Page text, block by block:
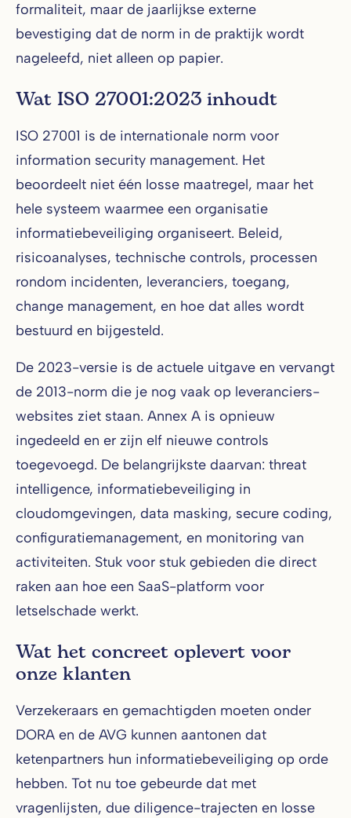
formaliteit, maar de jaarlijkse externe
bevestiging dat de norm in de praktijk wordt
nageleefd, niet alleen op papier.
Wat ISO 27001:2023 inhoudt
ISO 27001 is de internationale norm voor
information security management. Het
beoordeelt niet één losse maatregel, maar het
hele systeem waarmee een organisatie
informatiebeveiliging organiseert. Beleid,
risicoanalyses, technische controls, processen
rondom incidenten, leveranciers, toegang,
change management, en hoe dat alles wordt
bestuurd en bijgesteld.
De 2023-versie is de actuele uitgave en vervangt
de 2013-norm die je nog vaak op leveranciers-
websites ziet staan. Annex A is opnieuw
ingedeeld en er zijn elf nieuwe controls
toegevoegd. De belangrijkste daarvan: threat
intelligence, informatiebeveiliging in
cloudomgevingen, data masking, secure coding,
configuratiemanagement, en monitoring van
activiteiten. Stuk voor stuk gebieden die direct
raken aan hoe een SaaS-platform voor
letselschade werkt.
Wat het concreet oplevert voor
onze klanten
Verzekeraars en gemachtigden moeten onder
DORA en de AVG kunnen aantonen dat
ketenpartners hun informatiebeveiliging op orde
hebben. Tot nu toe gebeurde dat met
vragenlijsten, due diligence-trajecten en losse